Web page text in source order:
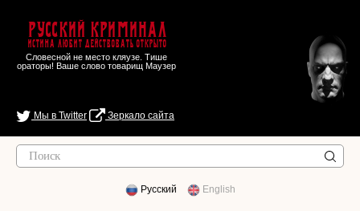
Русский Криминал
Истина любит действовать открыто
Словесной не место кляузе. Тише
ораторы! Ваше слово товарищ Маузер
Мы в Twitter Зеркало сайта
Русский English